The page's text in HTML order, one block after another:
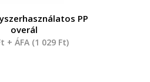
PP
overál
+ ÁFA (1 029 Ft)